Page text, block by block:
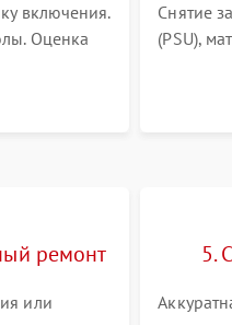
включения.
Оценка
Снятие
(PSU),
Con на
ремонт
или
5.